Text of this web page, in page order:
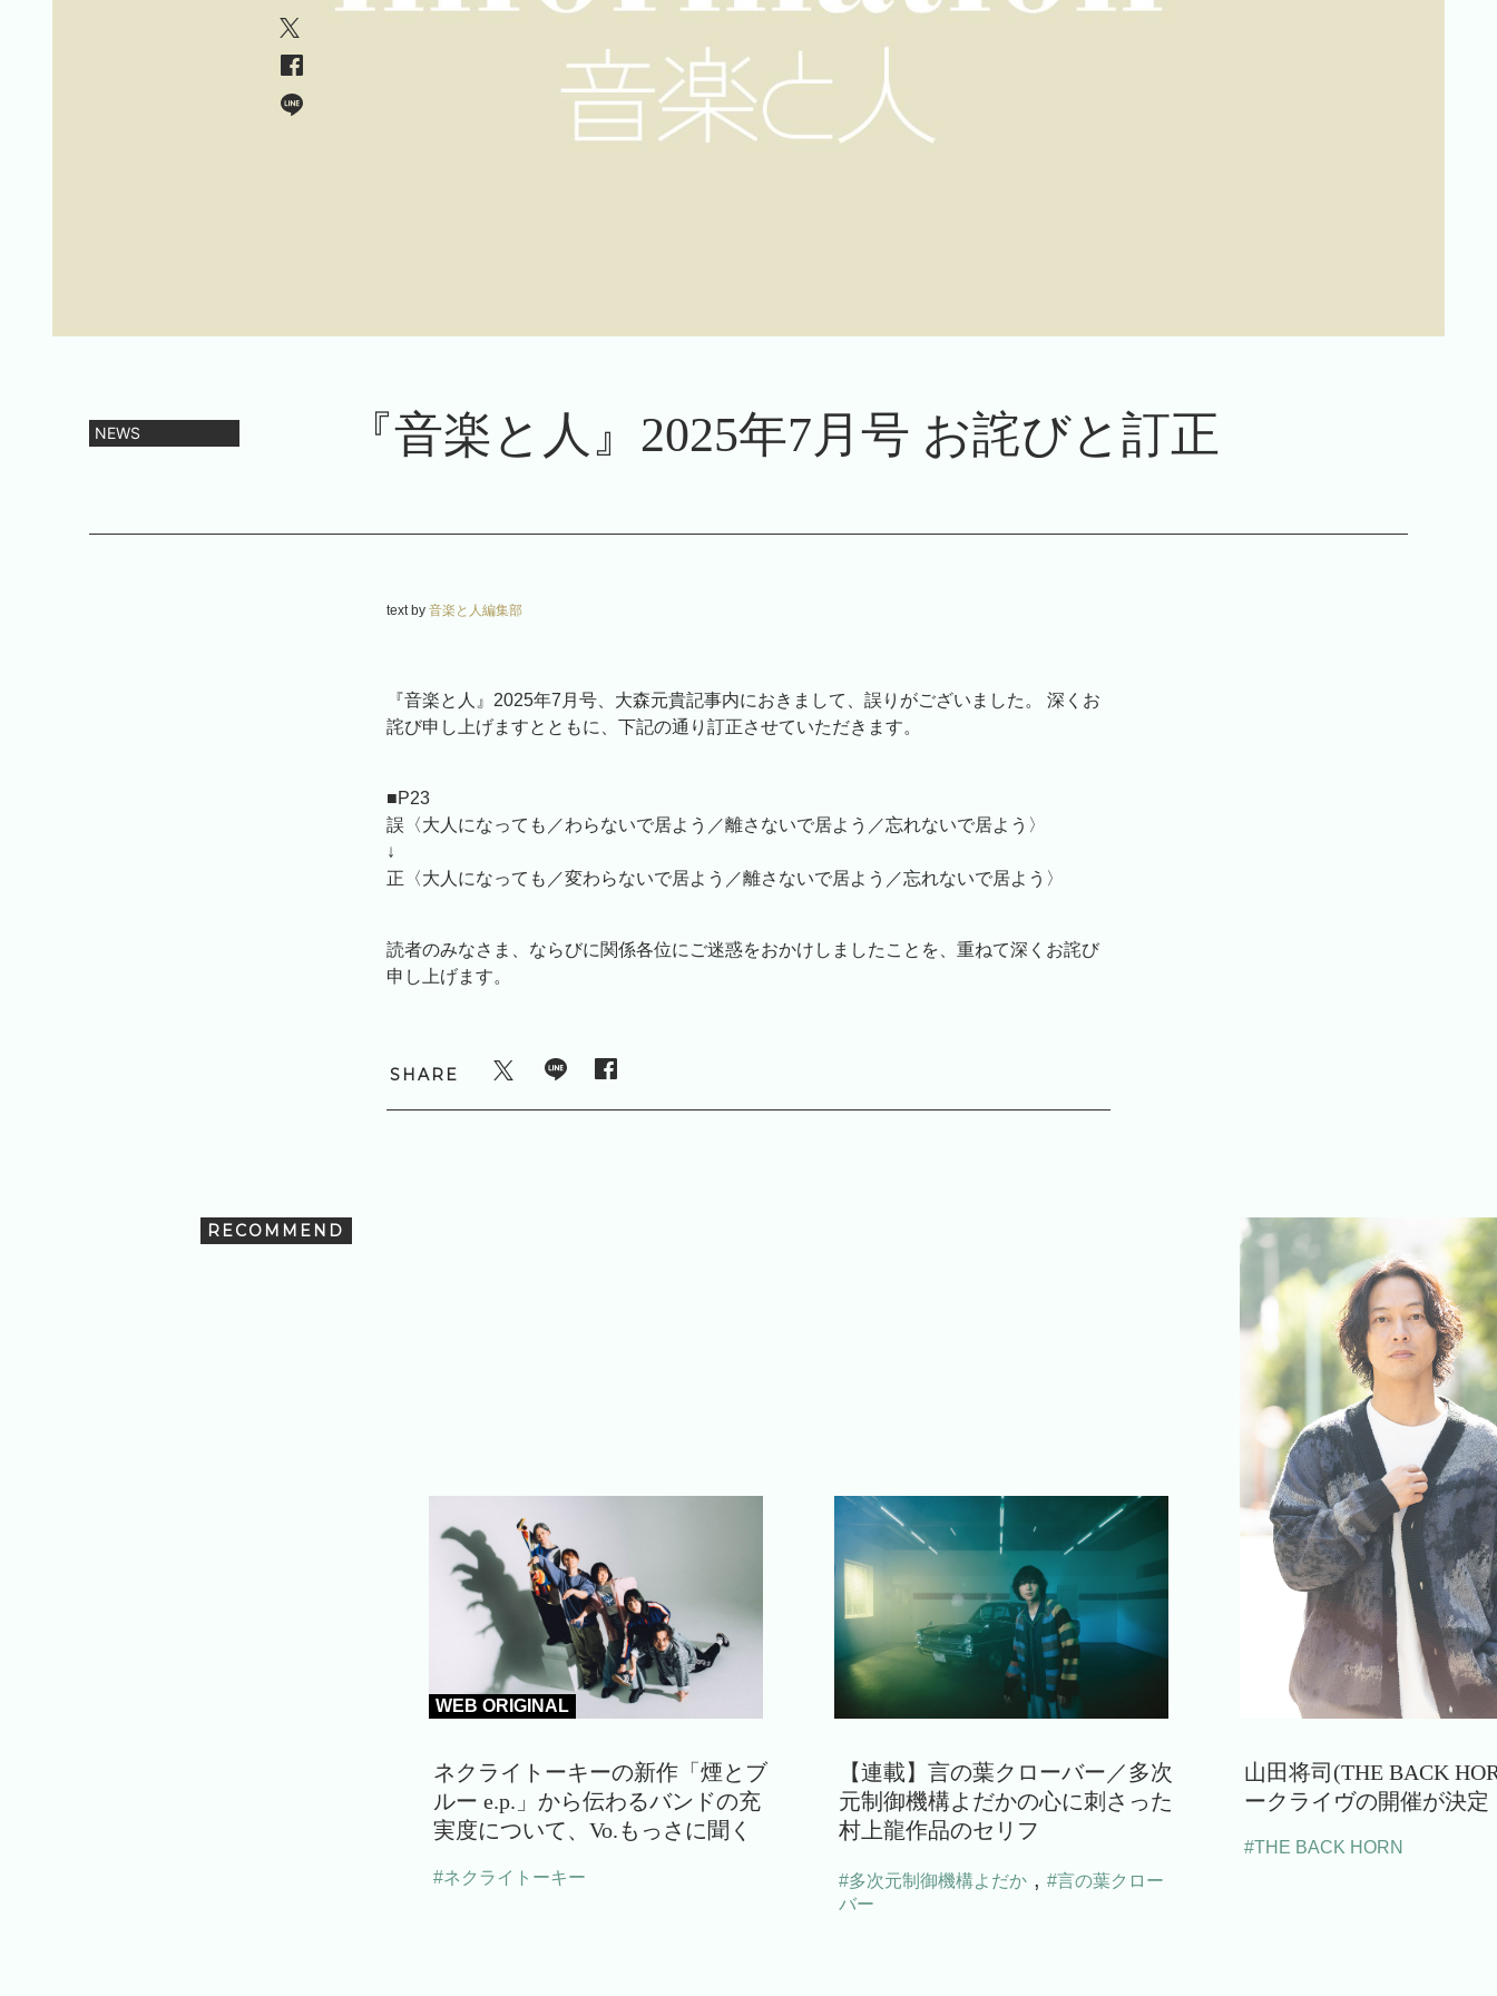
NEWS 『音楽と人』2025年7月号 お詫びと訂正
text by 音楽と人編集部
『音楽と人』2025年7月号、大森元貴記事内におきまして、誤りがございました。 深くお
詫び申し上げますとともに、下記の通り訂正させていただきます。
■P23
誤〈大人になっても／わらないで居よう／離さないで居よう／忘れないで居よう〉
↓
正〈大人になっても／変わらないで居よう／離さないで居よう／忘れないで居よう〉
読者のみなさま、ならびに関係各位にご迷惑をおかけしましたことを、重ねて深くお詫び
申し上げます。
SHARE
RECOMMEND
WEB ORIGINAL
ネクライトーキーの新作「煙とブ
ルー e.p.」から伝わるバンドの充
実度について、Vo.もっさに聞く
#ネクライトーキー
【連載】言の葉クローバー／多次
元制御機構よだかの心に刺さった
村上龍作品のセリフ
#多次元制御機構よだか , #言の葉クロー
バー
山田将司(THE BACK
ークライヴの開催が決定
#THE BACK HORN